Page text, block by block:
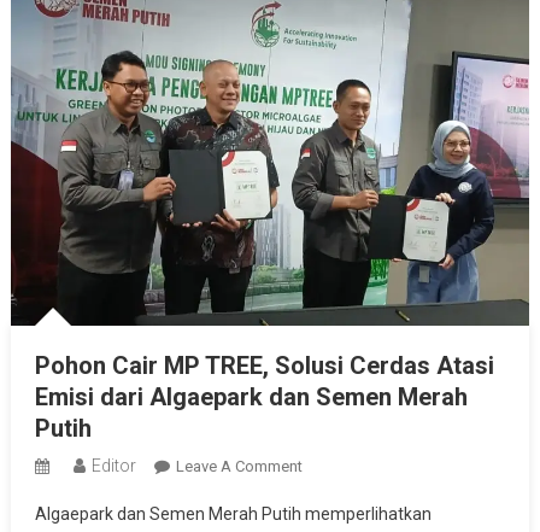
Pohon Cair MP TREE, Solusi Cerdas Atasi
Emisi dari Algaepark dan Semen Merah
Putih
Editor Leave A CommentOn
Cair
Algaepark dan Semen Merah Putih memperlihatkan